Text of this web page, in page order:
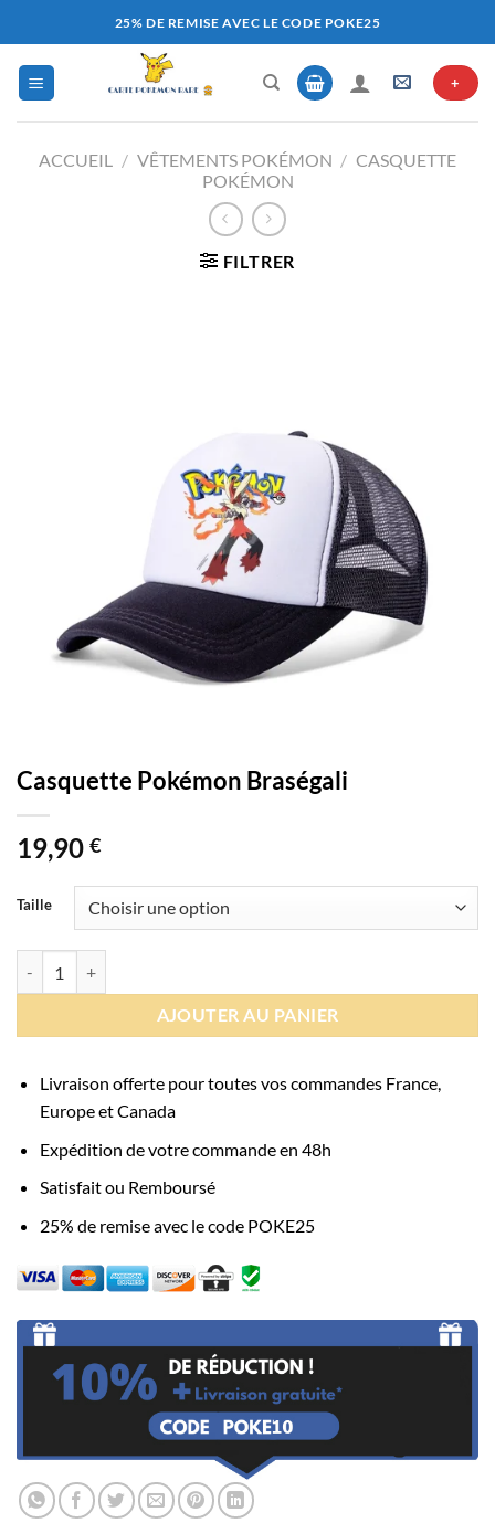
au
contenu
25% DE REMISE AVEC LE CODE POKE25
+
ACCUEIL / VÊTEMENTS POKÉMON / CASQUETTE
POKÉMON
FILTRER
Casquette Pokémon Braségali
19,90 €
Taille
AJOUTER AU PANIER
Livraison offerte pour toutes vos commandes France,
Europe et Canada
Expédition de votre commande en 48h
Satisfait ou Remboursé
25% de remise avec le code POKE25